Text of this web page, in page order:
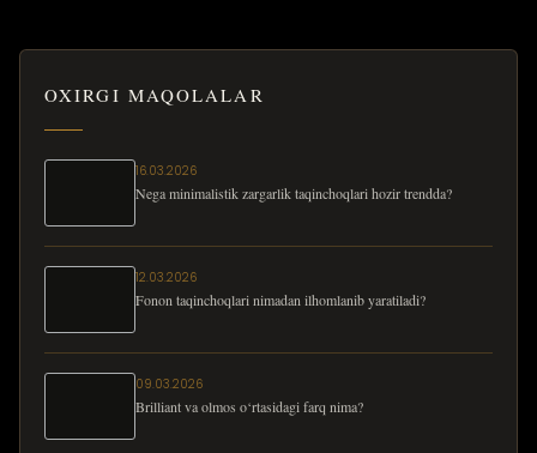
OXIRGI MAQOLALAR
16.03.2026
Nega minimalistik zargarlik taqinchoqlari hozir trendda?
12.03.2026
Fonon taqinchoqlari nimadan ilhomlanib yaratiladi?
09.03.2026
Brilliant va olmos o‘rtasidagi farq nima?